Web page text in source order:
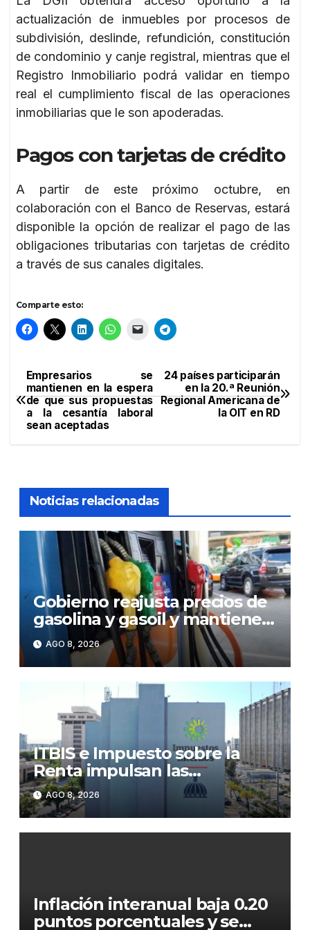
actualización de inmuebles por procesos de
subdivisión, deslinde, refundición, constitución
de condominio y canje registral, mientras que el
Registro Inmobiliario podrá validar en tiempo
real el cumplimiento fiscal de las operaciones
inmobiliarias que le son apoderadas.
Pagos con tarjetas de crédito
A partir de este próximo octubre, en
colaboración con el Banco de Reservas, estará
disponible la opción de realizar el pago de las
obligaciones tributarias con tarjetas de crédito
a través de sus canales digitales.
Comparte esto:
Navegación
de
entradas
24 países participarán
en la 20.ª Reunión
Regional Americana de
la OIT en RD
Empresarios se
mantienen en la espera
de que sus propuestas
a la cesantía laboral
sean aceptadas
Noticias relacionadas
Gobierno reajusta precios de
gasolina y gasoil y mantiene
congelado el GLP
AGO 8, 2026
ITBIS e Impuesto sobre la
Renta impulsan las
recaudaciones de la DGII;
superan los RD$81,475
millones en julio
AGO 8, 2026
Inflación interanual baja 0.20
puntos porcentuales y se